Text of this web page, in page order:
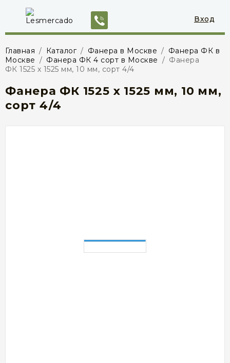
Вход
Главная / Каталог / Фанера в Москве / Фанера ФК в
Москве / Фанера ФК 4 сорт в Москве / Фанера
ФК 1525 х 1525 мм, 10 мм, сорт 4/4
Фанера ФК 1525 х 1525 мм, 10 мм,
сорт 4/4